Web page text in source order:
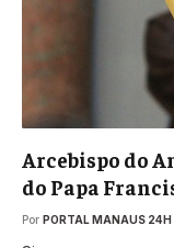
Arcebispo do
do Papa
Por PORTAL MANAUS 24H